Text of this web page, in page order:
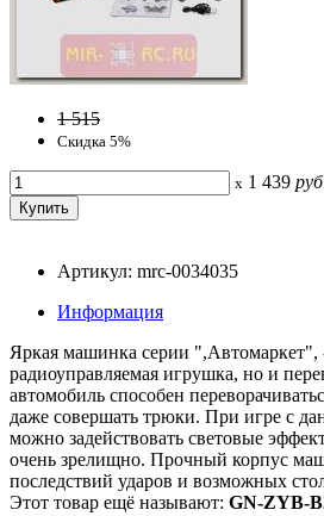
1 515
Скидка 5%
x 1 439 руб
Артикул: mrc-0034035
Информация
Яркая машинка серии ",Автомаркет",
радиоуправляемая игрушка, но и
автомобиль способен
даже совершать трюки. При игре с
можно задействовать световые
очень зрелищно. Прочный корпус
последствий ударов и возможных
Этот товар ещё называют: GN-ZYB-